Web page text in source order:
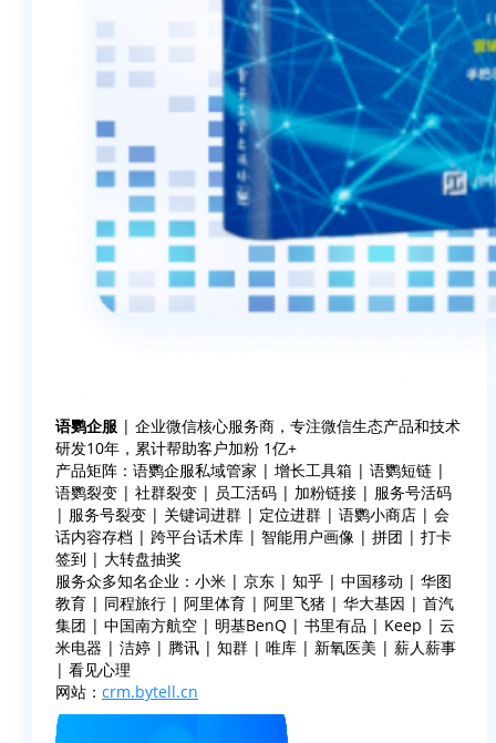
语鹦企服 | 企业微信核心服务商，专注微信生态产品和技术
研发10年，累计帮助客户加粉 1亿+
产品矩阵：语鹦企服私域管家 | 增长工具箱 | 语鹦短链 |
语鹦裂变 | 社群裂变 | 员工活码 | 加粉链接 | 服务号活码
| 服务号裂变 | 关键词进群 | 定位进群 | 语鹦小商店 | 会
话内容存档 | 跨平台话术库 | 智能用户画像 | 拼团 | 打卡
签到 | 大转盘抽奖
服务众多知名企业：小米 | 京东 | 知乎 | 中国移动 | 华图
教育 | 同程旅行 | 阿里体育 | 阿里飞猪 | 华大基因 | 首汽
集团 | 中国南方航空 | 明基BenQ | 书里有品 | Keep | 云
米电器 | 洁婷 | 腾讯 | 知群 | 唯库 | 新氧医美 | 薪人薪事
| 看见心理
网站： crm.bytell.cn